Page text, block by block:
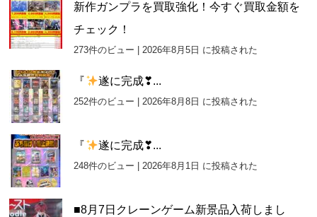
新作ガンプラを買取強化！今すぐ買取金額を
チェック！
273件のビュー |2026年8月5日 に投稿された
『 遂に完成❣...
252件のビュー |2026年8月8日 に投稿された
『 遂に完成❣...
248件のビュー |2026年8月1日 に投稿された
■8月7日クレーンゲーム新景品入荷しまし